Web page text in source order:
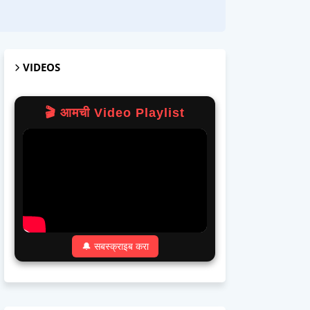
VIDEOS
🎬 आमची Video Playlist
🔔 सबस्क्राइब करा